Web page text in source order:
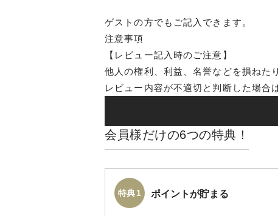
ゲストの方でもご記入できます。
注意事項
【レビュー記入時のご注意】
他人の権利、利益、名誉などを損ねた
レビュー内容が不適切と判断した場合
会員様だけの6つの特典！
特典 1 ポイントが貯まる